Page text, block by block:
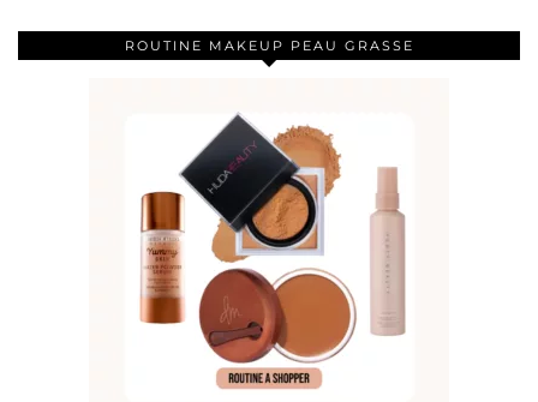
ROUTINE MAKEUP PEAU GRASSE